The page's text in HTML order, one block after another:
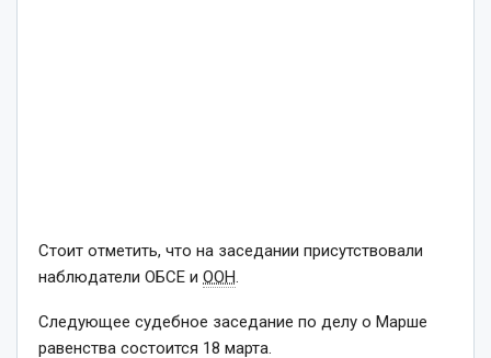
Стоит отметить, что на заседании присутствовали
наблюдатели ОБСЕ и ООН.
Следующее судебное заседание по делу о Марше
равенства состоится 18 марта.